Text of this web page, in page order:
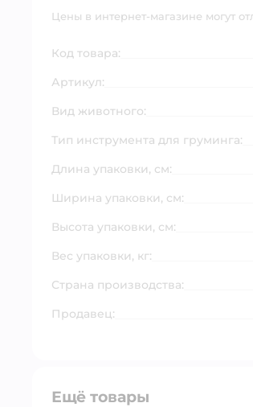
Цены в интернет-магазине могут
Код товара:
Артикул:
Вид животного:
Тип инструмента для груминга:
Длина упаковки, см:
Ширина упаковки, см:
Высота упаковки, см:
Вес упаковки, кг:
Страна производства:
Продавец:
Ещё товары